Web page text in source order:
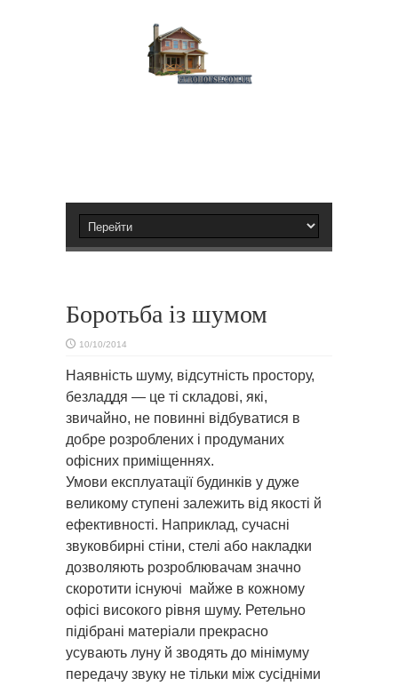
Боротьба із шумом
10/10/2014
Наявність шуму, відсутність простору,
безладдя — це ті складові, які,
звичайно, не повинні відбуватися в
добре розроблених і продуманих
офісних приміщеннях.
Умови експлуатації будинків у дуже
великому ступені залежить від якості й
ефективності. Наприклад, сучасні
звуковбирні стіни, стелі або накладки
дозволяють розроблювачам значно
скоротити існуючі майже в кожному
офісі високого рівня шуму. Ретельно
підібрані матеріали прекрасно
усувають луну й зводять до мінімуму
передачу звуку не тільки між сусідніми